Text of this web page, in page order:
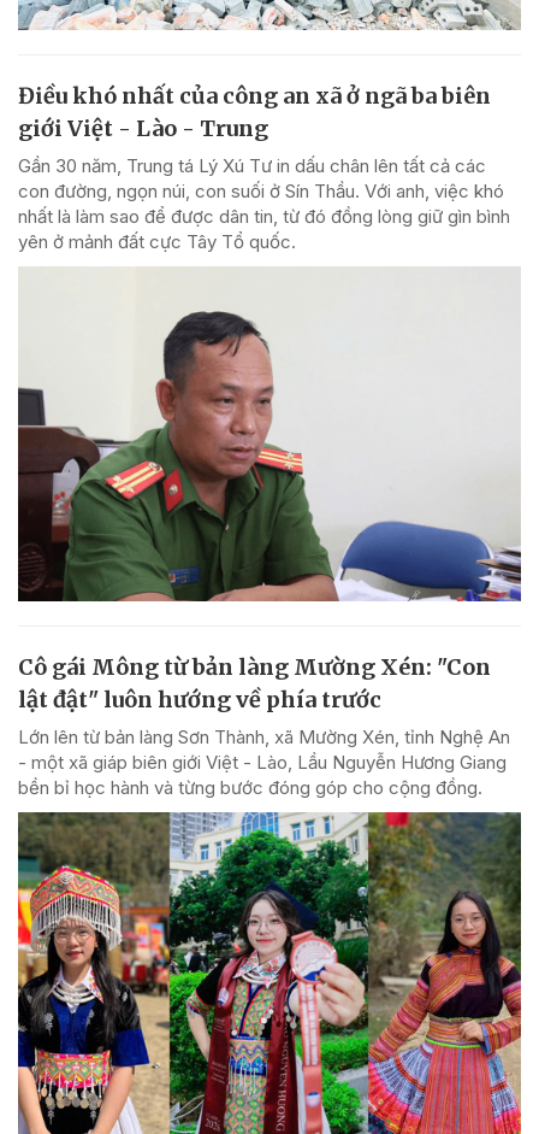
Điều khó nhất của công an xã ở ngã ba biên
giới Việt - Lào - Trung
Gần 30 năm, Trung tá Lý Xú Tư in dấu chân lên tất cả các
con đường, ngọn núi, con suối ở Sín Thầu. Với anh, việc khó
nhất là làm sao để được dân tin, từ đó đồng lòng giữ gìn bình
yên ở mảnh đất cực Tây Tổ quốc.
Cô gái Mông từ bản làng Mường Xén: "Con
lật đật" luôn hướng về phía trước
Lớn lên từ bản làng Sơn Thành, xã Mường Xén, tỉnh Nghệ An
- một xã giáp biên giới Việt - Lào, Lầu Nguyễn Hương Giang
bền bỉ học hành và từng bước đóng góp cho cộng đồng.